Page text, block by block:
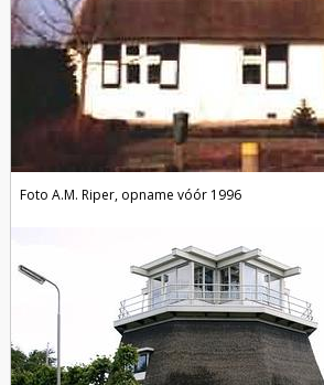
Foto A.M. Riper, opname vóór 1996